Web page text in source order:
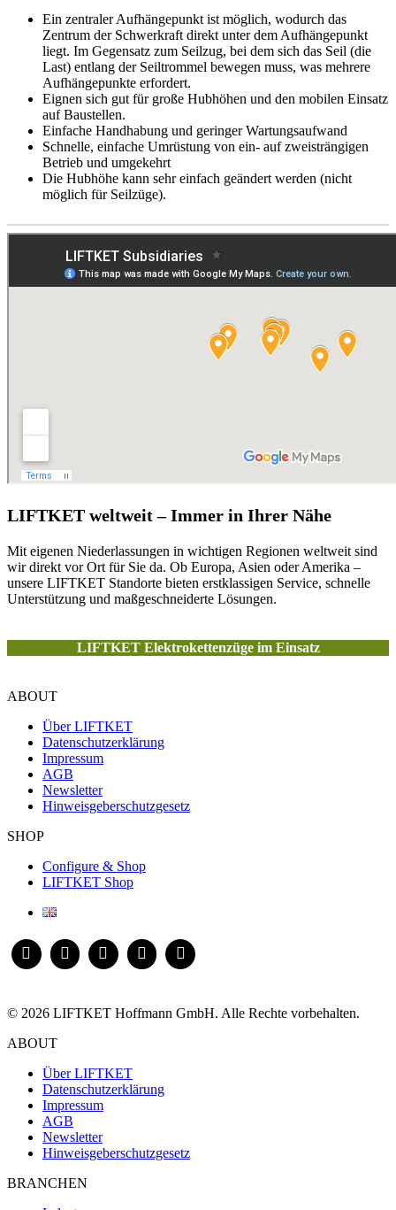
Ein zentraler Aufhängepunkt ist möglich, wodurch das
Zentrum der Schwerkraft direkt unter dem Aufhängepunkt
liegt. Im Gegensatz zum Seilzug, bei dem sich das Seil (die
Last) entlang der Seiltrommel bewegen muss, was mehrere
Aufhängepunkte erfordert.
Eignen sich gut für große Hubhöhen und den mobilen Einsatz
auf Baustellen.
Einfache Handhabung und geringer Wartungsaufwand
Schnelle, einfache Umrüstung von ein- auf zweisträngigen
Betrieb und umgekehrt
Die Hubhöhe kann sehr einfach geändert werden (nicht
möglich für Seilzüge).
LIFTKET weltweit – Immer in Ihrer Nähe
Mit eigenen Niederlassungen in wichtigen Regionen weltweit sind
wir direkt vor Ort für Sie da. Ob Europa, Asien oder Amerika –
unsere LIFTKET Standorte bieten erstklassigen Service, schnelle
Unterstützung und maßgeschneiderte Lösungen.
LIFTKET Elektrokettenzüge im Einsatz
ABOUT
Über LIFTKET
Datenschutzerklärung
Impressum
AGB
Newsletter
Hinweisgeberschutzgesetz
SHOP
Configure & Shop
LIFTKET Shop
© 2026 LIFTKET Hoffmann GmbH. Alle Rechte vorbehalten.
ABOUT
Über LIFTKET
Datenschutzerklärung
Impressum
AGB
Newsletter
Hinweisgeberschutzgesetz
BRANCHEN